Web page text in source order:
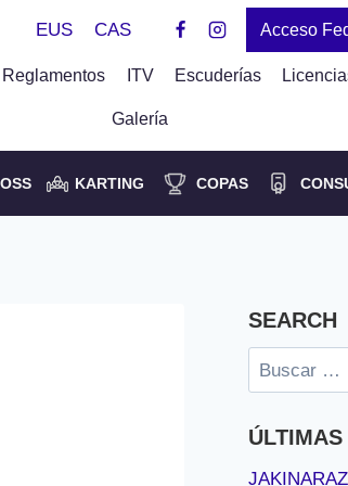
EUS CAS Acceso
Reglamentos ITV Escuderías
Galería
KARTING COPAS
SEARCH
Buscar: